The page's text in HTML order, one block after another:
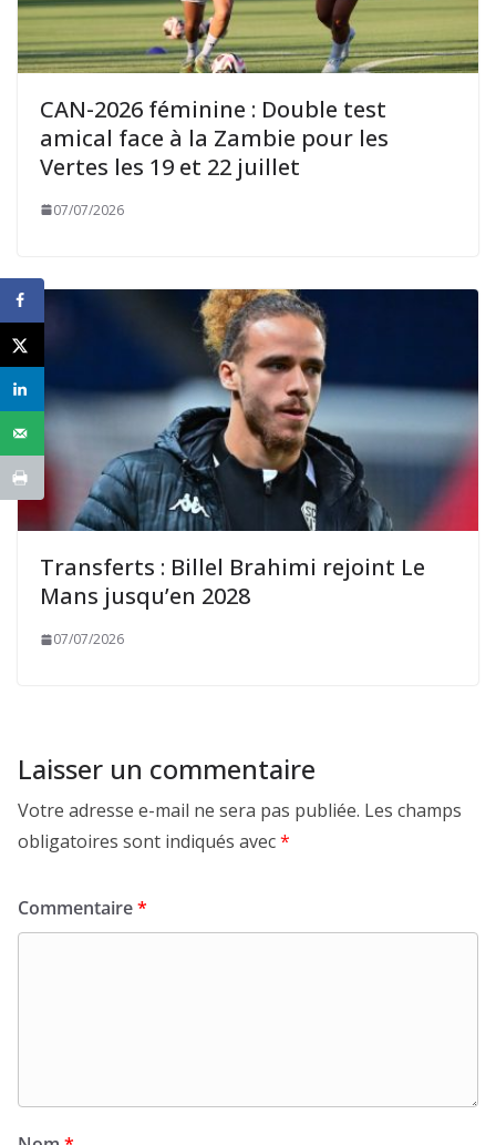
CAN-2026 féminine : Double test
amical face à la Zambie pour les
Vertes les 19 et 22 juillet
07/07/2026
Transferts : Billel Brahimi rejoint Le
Mans jusqu’en 2028
07/07/2026
Laisser un commentaire
Votre adresse e-mail ne sera pas publiée. Les champs
obligatoires sont indiqués avec*
Commentaire*